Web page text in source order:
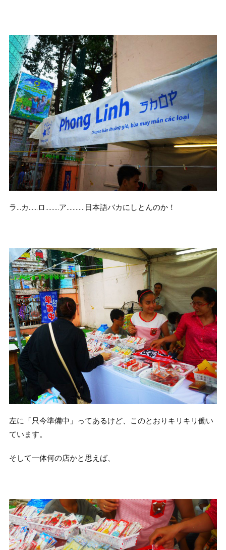
ラ…カ……ロ………ア…………日本語バカにしとんのか！
左に「只今準備中」ってあるけど、このとおりキリキリ働い
ています。
そして一体何の店かと思えば、